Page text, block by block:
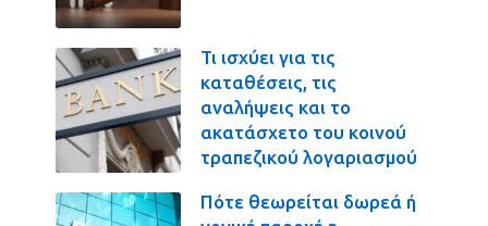
Τι ισχύει για τις
καταθέσεις, τις
αναλήψεις και το
ακατάσχετο του κοινού
τραπεζικού λογαριασμού
Πότε θεωρείται δωρεά ή